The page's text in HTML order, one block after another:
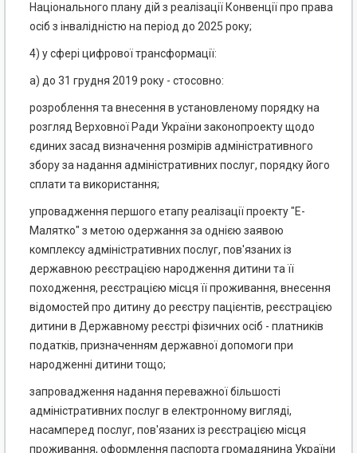
Національного плану дій з реалізації Конвенції про права
осіб з інвалідністю на період до 2025 року;
4) у сфері цифрової трансформації:
а) до 31 грудня 2019 року - стосовно:
розроблення та внесення в установленому порядку на
розгляд Верховної Ради України законопроекту щодо
єдиних засад визначення розмірів адміністративного
збору за надання адміністративних послуг, порядку його
сплати та використання;
упровадження першого етапу реалізації проекту "Е-
Малятко" з метою одержання за однією заявою
комплексу адміністративних послуг, пов'язаних із
державною реєстрацією народження дитини та її
походження, реєстрацією місця її проживання, внесення
відомостей про дитину до реєстру пацієнтів, реєстрацією
дитини в Державному реєстрі фізичних осіб - платників
податків, призначенням державної допомоги при
народженні дитини тощо;
запровадження надання переважної більшості
адміністративних послуг в електронному вигляді,
насамперед послуг, пов'язаних із реєстрацією місця
проживання, оформлення паспорта громадянина України